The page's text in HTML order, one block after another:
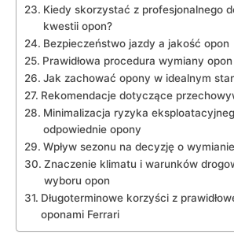
Kiedy skorzystać z profesjonalnego
kwestii opon?
Bezpieczeństwo jazdy a jakość opon
Prawidłowa procedura wymiany
Jak zachować opony w ⁢idealnym
Rekomendacje dotyczące
Minimalizacja ryzyka
odpowiednie ​opony
Wpływ sezonu na decyzję o
Znaczenie​ klimatu i warunków
wyboru⁤ opon
Długoterminowe korzyści z
oponami Ferrari